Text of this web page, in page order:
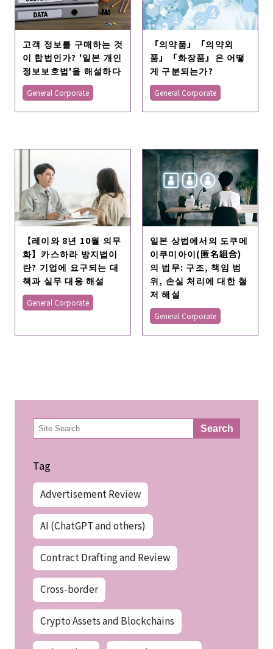
고객 정보를 구매하는 것
이 합법인가? '일본 개인
정보보호법'을 해설하다
General Corporate
「의약품」「의약외
품」「화장품」은 어떻
게 구분되는가?
General Corporate
【레이와 8년 10월 의무
화】카스하라 방지법이
란? 기업에 요구되는 대
책과 실무 대응 해설
General Corporate
일본 상법에서의 도쿠메
이쿠미아이(匿名組合)
의 법무: 구조, 책임 범
위, 손실 처리에 대한 철
저 해설
General Corporate
検
索 Search
Tag
Advertisement Review
AI (ChatGPT and others)
Contract Drafting and Review
Cross-border
Crypto Assets and Blockchains